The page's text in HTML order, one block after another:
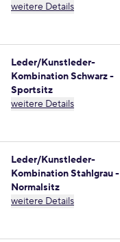
weitere Details
Leder/Kunstleder-
Kombination Schwarz -
Sportsitz
weitere Details
Leder/Kunstleder-
Kombination Stahlgrau -
Normalsitz
weitere Details